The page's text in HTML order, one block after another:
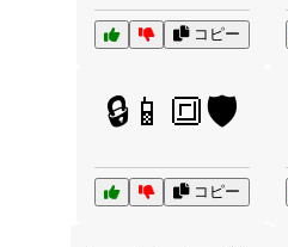
コピー
🔒📱🔳🛡️
コピー